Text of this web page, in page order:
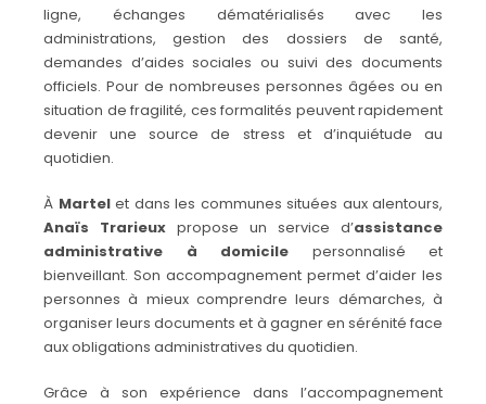
ligne, échanges dématérialisés avec les
administrations, gestion des dossiers de santé,
demandes d’aides sociales ou suivi des documents
officiels. Pour de nombreuses personnes âgées ou en
situation de fragilité, ces formalités peuvent rapidement
devenir une source de stress et d’inquiétude au
quotidien.
À Martelet dans les communes situées aux alentours,
Anaïs Trarieux propose un service d’assistance
administrative à domicile personnalisé et
bienveillant. Son accompagnement permet d’aider les
personnes à mieux comprendre leurs démarches, à
organiser leurs documents et à gagner en sérénité face
aux obligations administratives du quotidien.
Grâce à son expérience dans l’accompagnement